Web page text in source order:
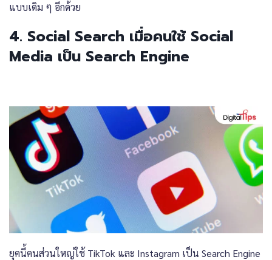
แบบเดิม ๆ อีกด้วย
4. Social Search เมื่อคนใช้ Social
Media เป็น Search Engine
ยุคนี้คนส่วนใหญ่ใช้ TikTok และ Instagram เป็น Search Engine